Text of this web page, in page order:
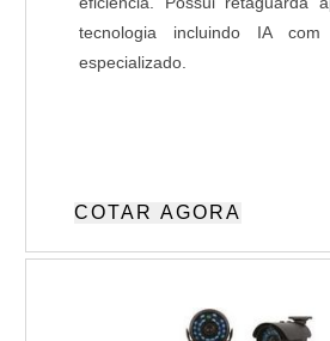
tecnologia incluindo IA com
especializado.
COTAR AGORA